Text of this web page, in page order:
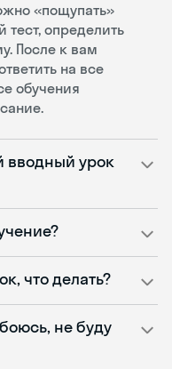
«пощупать»
определить
После к вам
на все
обучения
вводный урок
что делать?
не буду